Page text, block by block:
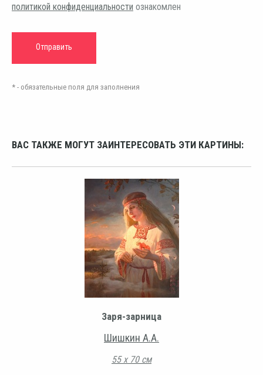
политикой конфиденциальности ознакомлен
* - обязательные поля для заполнения
ВАС ТАКЖЕ МОГУТ ЗАИНТЕРЕСОВАТЬ ЭТИ КАРТИНЫ:
Заря-зарница
Шишкин А.А.
55 х 70 см